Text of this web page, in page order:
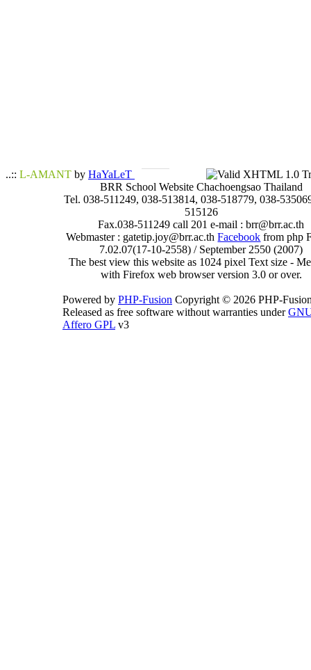
..:: L-AMANT by HaYaLeT
BRR School Website Chachoengsao Thailand
Tel. 038-511249, 038-513814, 038-518779, 038-
515126
Fax.038-511249 call 201 e-mail : brr@brr.ac.th
Webmaster : gatetip.joy@brr.ac.thFacebook from php
7.02.07(17-10-2558) / September 2550 (2007)
The best view this website as 1024 pixel Text size -
with Firefox web browser version 3.0 or over.
Powered by PHP-Fusion Copyright © 2026 PHP-
Released as free software without warranties under
Affero GPL v3